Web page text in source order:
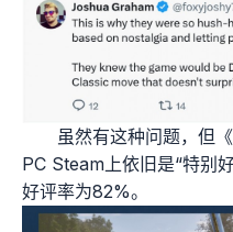
虽然有这种问题，但
PC Steam上依旧是“特别
好评率为82%。